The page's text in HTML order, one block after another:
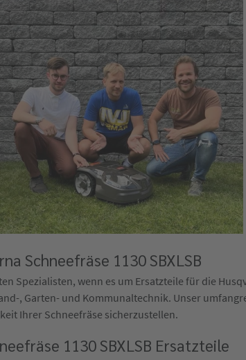
Schneefräse 1130 SBXLSB
Spezialisten, wenn es um Ersatzteile für die
, Garten- und Kommunaltechnik. Unser
Ihrer Schneefräse sicherzustellen.
1130 SBXLSB Ersatzteile